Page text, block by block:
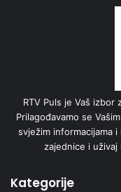
RTV Puls je Vaš
Prilagođavamo se
svježim informacijama
zajednice i uživaj
Kategorije